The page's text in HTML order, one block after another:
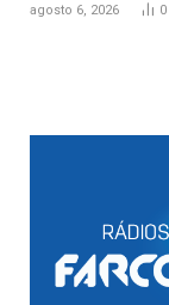
agosto 6, 2026 0